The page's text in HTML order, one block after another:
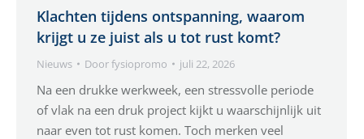
Klachten tijdens ontspanning, waarom
krijgt u ze juist als u tot rust komt?
Nieuws Doorfysiopromo juli 22, 2026
Na een drukke werkweek, een stressvolle periode
of vlak na een druk project kijkt u waarschijnlijk uit
naar even tot rust komen. Toch merken veel